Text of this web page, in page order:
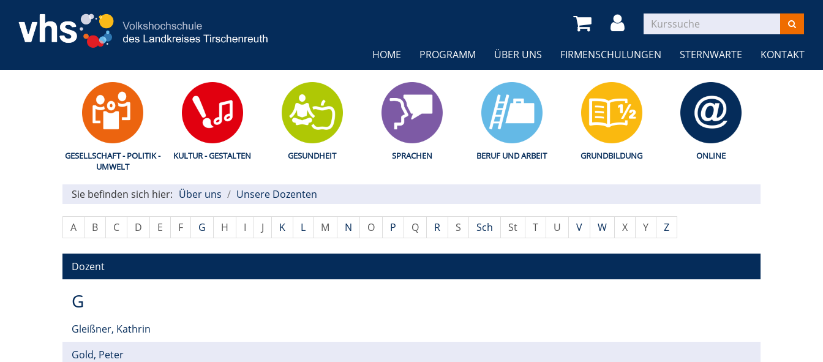
HOME PROGRAMM ÜBER UNS FIRMENSCHULUNGEN STERNWARTE KONTAKT
GESELLSCHAFT - POLITIK -
UMWELT
KULTUR - GESTALTEN GESUNDHEIT SPRACHEN BERUF UND ARBEIT GRUNDBILDUNG ONLINE
Sie befinden sich hier: Über uns Unsere Dozenten
A B C D E F G H I J K L M N O P Q R S Sch St T U V W X Y Z
Dozent
G
Gleißner, Kathrin
Gold, Peter